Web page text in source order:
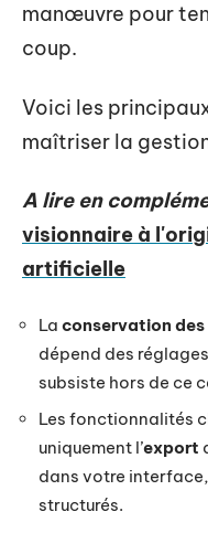
manœuvre pour
coup.
Voici les
maîtriser la
A lire en
visionnaire à
artificielle
La conservation
dépend des
subsiste hors de ce
Les fonctionnalités
uniquement l’export
dans votre
structurés.